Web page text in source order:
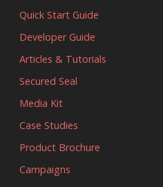
Quick Start Guide
Developer Guide
Articles & Tutorials
Secured Seal
Media Kit
Case Studies
Product Brochure
Campaigns